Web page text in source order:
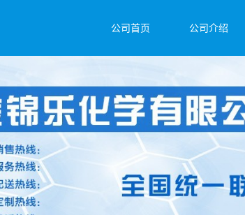
公司首页 公司介绍